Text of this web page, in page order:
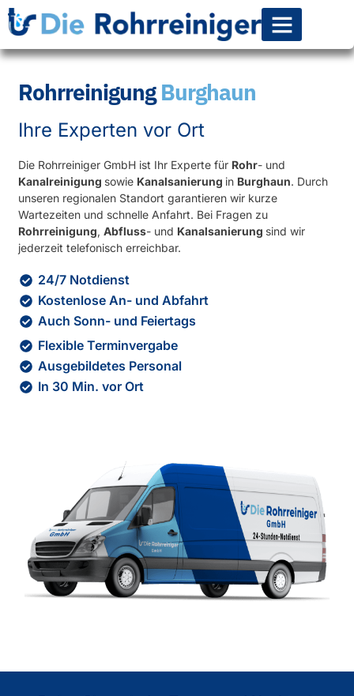
RohrreinigungBurghaun
Ihre Experten vor Ort
Die Rohrreiniger GmbH ist Ihr Experte für Rohr- und
Kanalreinigung sowie Kanalsanierung in Burghaun. Durch
unseren regionalen Standort garantieren wir kurze
Wartezeiten und schnelle Anfahrt. Bei Fragen zu
Rohrreinigung,Abfluss- und Kanalsanierung sind wir
jederzeit telefonisch erreichbar.
24/7 Notdienst
Kostenlose An- und Abfahrt
Auch Sonn- und Feiertags
Flexible Terminvergabe
Ausgebildetes Personal
In 30 Min. vor Ort